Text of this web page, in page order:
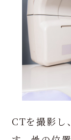
CTを撮影し